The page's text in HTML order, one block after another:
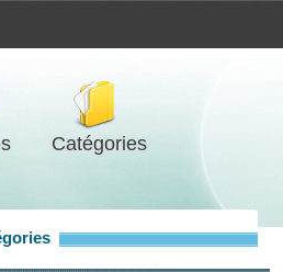
Catégories